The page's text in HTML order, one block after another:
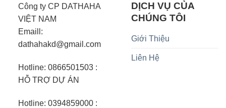
Công ty CP DATHAHA
VIỆT NAM
Emaill:
dathahakd@gmail.com
Hotline: 0866501503 :
HỖ TRỢ DỰ ÁN
Hotline: 0394859000 :
DỊCH VỤ CỦA
CHÚNG TÔI
Giới Thiệu
Liên Hệ